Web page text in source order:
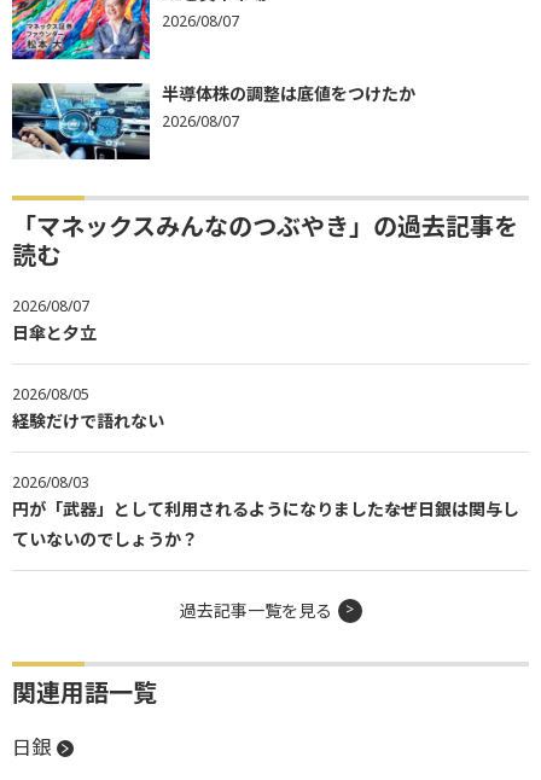
2026/08/07
半導体株の調整は底値をつけたか
2026/08/07
「マネックスみんなのつぶやき」の過去記事を
読む
2026/08/07
日傘と夕立
2026/08/05
経験だけで語れない
2026/08/03
円が「武器」として利用されるようになりました――なぜ日銀は関与し
ていないのでしょうか？
過去記事一覧を見る
関連用語一覧
日銀